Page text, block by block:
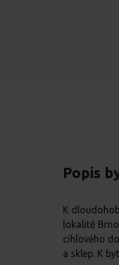
Popis
K
lokalitě
cihlového
a sklep. K